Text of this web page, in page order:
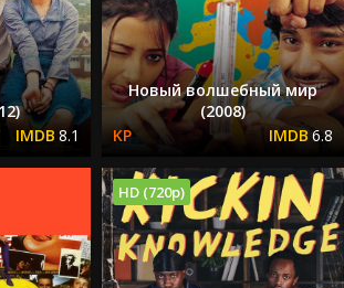
8.1
Новый волшебный мир
(2008)
6.8
HD (720p)